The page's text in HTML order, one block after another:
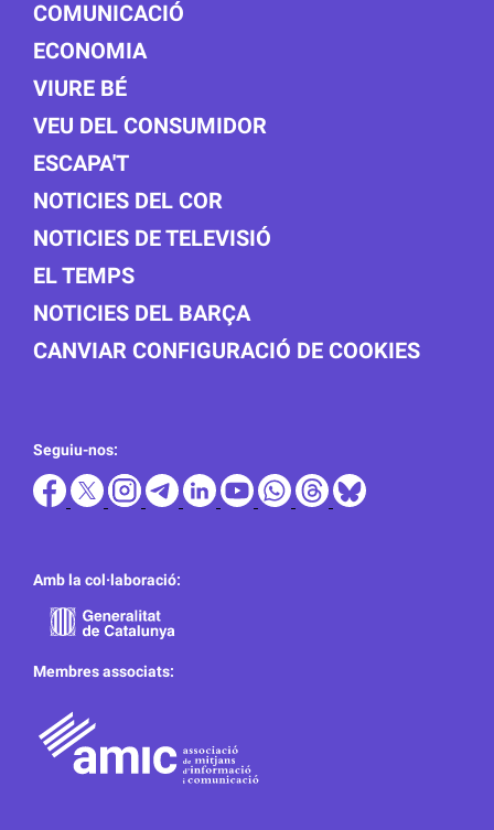
COMUNICACIÓ
ECONOMIA
VIURE BÉ
VEU DEL CONSUMIDOR
ESCAPA'T
NOTICIES DEL COR
NOTICIES DE TELEVISIÓ
EL TEMPS
NOTICIES DEL BARÇA
CANVIAR CONFIGURACIÓ DE COOKIES
Seguiu-nos:
Amb la col·laboració:
Membres associats: